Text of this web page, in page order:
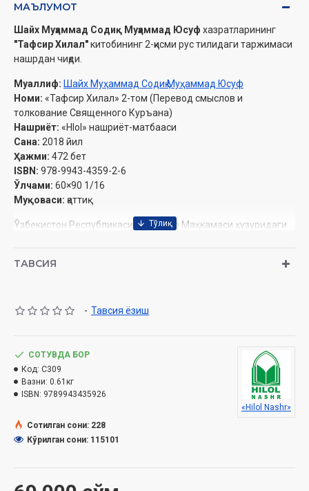
МАЪЛУМОТ
Шайх Муҳаммад Содиқ Муҳаммад Юсуф хазратларининг
"Тафсир Хилал"китобининг 2-қисми рус тилидаги таржимаси
нашрдан чиқди.
Муаллиф: Шайх Муҳаммад Содиқ Муҳаммад Юсуф
Номи: «Тафсир Хилал» 2-том (Перевод смыслов и
толкование Священного Куръана)
Нашриёт: «Hlol» нашриёт-матбааси
Сана: 2018 йил
Ҳажми: 472 бет
ISBN: 978-9943-4359-2-6
Ўлчами: 60×90 1/16
Муқоваси: қаттиқ
Ўзбекистон Республикаси Вазирлар Маҳкамаси ҳузуридаги
Сура «Áли Имран»
Сура «Ниса»
Пятый джуз
Шестой джуз
Указатель имен
Предметный указатель
ТАВСИЯ
- Тавсия ёзиш
СОТУВДА БОР
Код: C309
Вазни: 0.61кг
ISBN: 9789943435926
«Hilol Nashr»
Сотилган сони: 228
Кўрилган сони: 115101